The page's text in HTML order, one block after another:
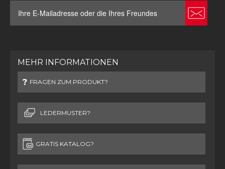
MEHR INFORMATIONEN
FRAGEN ZUM PRODUKT?
LEDERMUSTER?
GRATIS KATALOG?